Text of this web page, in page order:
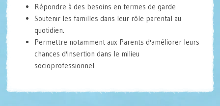
Répondre à des besoins en termes de garde
Soutenir les familles dans leur rôle parental au
quotidien.
Permettre notamment aux Parents d'améliorer leurs
chances d'insertion dans le milieu
socioprofessionnel